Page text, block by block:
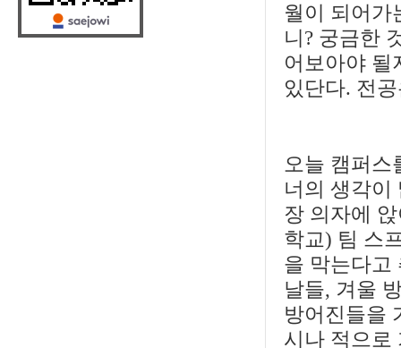
월이 되어가
니? 궁금한
어보아야 될
있단다. 전
오늘 캠퍼스
너의 생각이
장 의자에
학교) 팀 스
을 막는다고
날들, 겨울
방어진들을
시나 적으로